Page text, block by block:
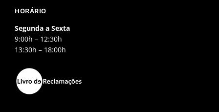
HORÁRIO
Segunda a Sexta
9:00h – 12:30h
13:30h – 18:00h